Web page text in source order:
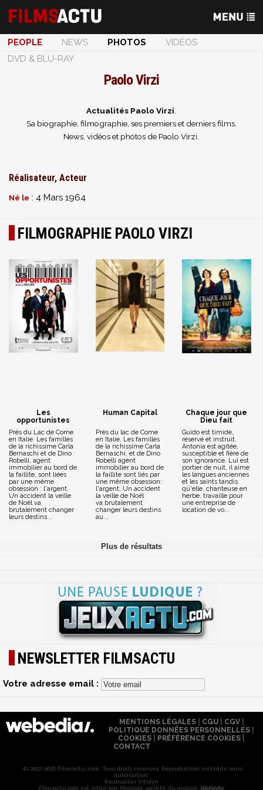
PEOPLE NEWS PHOTOS
VIDÉOS
DVD & BLU-RAY
Paolo Virzi
Actualités Paolo Virzi
Sa biographie, filmographie, ses premiers et derniers films.
News, vidéos et photos de Paolo Virzi.
Réalisateur, Acteur
Né le : 4 Mars 1964
FILMOGRAPHIE PAOLO VIRZI
Les
opportunistes
Près du Lac de Come
en Italie. Les familles
de la richissime Carla
Bernaschi et de Dino
Robelli, agent
immobilier au bord de
la faillite, sont liées
par une même
obsession : l'argent.
Un accident la veille
de Noël va
brutalement changer
leurs destins...
Human Capital
Près du lac de Come
en Italie. Les familles
de la richissime Carla
Bernaschi, et de Dino
Robelli agent
immobilier au bord de
la faillite sont liés par
une même obsession:
l'argent. Un accident
la veille de Noël
va brutalement
changer leurs destins
au...
Chaque jour que
Dieu fait
Guido est timide,
réservé et instruit.
Antonia est agitée,
susceptible et fière de
son ignorance. Lui est
portier de nuit, il aime
les langues anciennes
et les saints tandis
qu'elle, chanteuse en
herbe, travaille pour
une entreprise de
location de vo...
NEWSLETTER FILMSACTU
Votre adresse email :
MENTIONS LÉGALES| CGU| CGV|
POLITIQUE DONNÉES PERSONNELLES
COOKIES
PRÉFÉRENCE COOKIES
CONTACT
© 2007-2026 Filmsactu .com. Tous droits réservés. Reproduction interdite sans
autorisation.
Réalisation Vitalyn
Filmsactu .com est édité par Mixicom, société du groupe Webedia.